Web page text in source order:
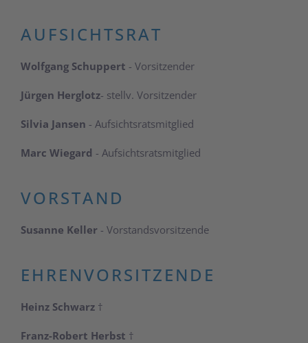
AUFSICHTSRAT
Wolfgang Schuppert - Vorsitzender
Jürgen Herglotz- stellv. Vorsitzender
Silvia Jansen - Aufsichtsratsmitglied
Marc Wiegard - Aufsichtsratsmitglied
VORSTAND
Susanne Keller - Vorstandsvorsitzende
EHRENVORSITZENDE
Heinz Schwarz †
Franz-Robert Herbst †